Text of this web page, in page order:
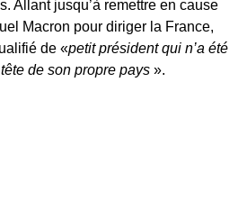
Allant jusqu’à remettre en cause
Macron pour diriger la France,
de «petit président qui n’a été
de son propre pays».